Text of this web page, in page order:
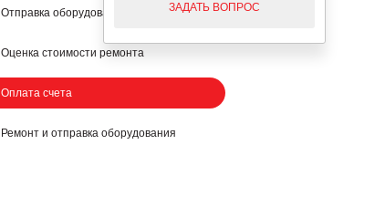
Отправка оборудования на осмотр
Оценка стоимости ремонта
Оплата счета
Ремонт и отправка оборудования
ЗАДАТЬ ВОПРОС